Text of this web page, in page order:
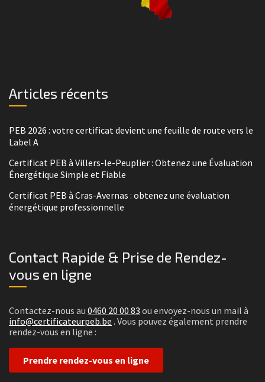
Articles récents
PEB 2026 : votre certificat devient une feuille de route vers le
Label A
Certificat PEB à Villers-le-Peuplier : Obtenez une Évaluation
Énergétique Simple et Fiable
Certificat PEB à Cras-Avernas : obtenez une évaluation
énergétique professionnelle
Contact Rapide & Prise de Rendez-
vous en ligne
Contactez-nous au 0460 20 00 83 ou envoyez-nous un mail à
info@certificateurpeb.be . Vous pouvez également prendre
rendez-vous en ligne :
Prendre rendez-vous en ligne